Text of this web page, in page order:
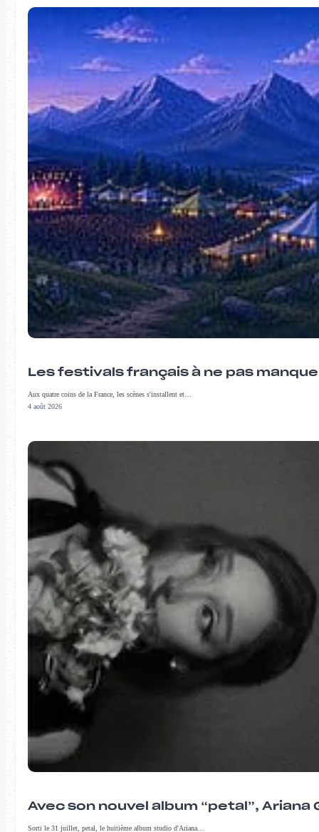
Les festivals français à ne pas
Aux quatre coins de la France, les scènes s'installent et…
4 août 2026
Avec son nouvel album “petal”,
Sorti le 31 juillet, petal, le huitième album studio d'Ariana…